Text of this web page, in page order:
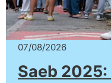
07/08/2026
Saeb